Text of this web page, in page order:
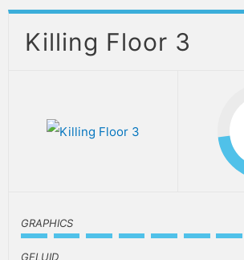
Killing Floor 3
GRAPHICS
GELUID